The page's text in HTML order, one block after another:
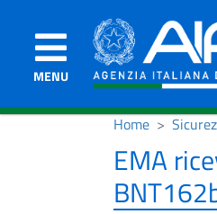
MENU
Home
EMA